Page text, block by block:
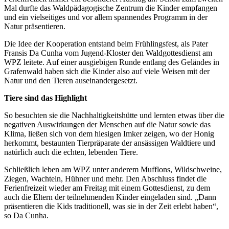
Mal durfte das Waldpädagogische Zentrum die Kinder empfangen
und ein vielseitiges und vor allem spannendes Programm in der
Natur präsentieren.
Die Idee der Kooperation entstand beim Frühlingsfest, als Pater
Fransis Da Cunha vom Jugend-Kloster den Waldgottesdienst am
WPZ leitete. Auf einer ausgiebigen Runde entlang des Geländes in
Grafenwald haben sich die Kinder also auf viele Weisen mit der
Natur und den Tieren auseinandergesetzt.
Tiere sind das Highlight
So besuchten sie die Nachhaltigkeitshütte und lernten etwas über die
negativen Auswirkungen der Menschen auf die Natur sowie das
Klima, ließen sich von dem hiesigen Imker zeigen, wo der Honig
herkommt, bestaunten Tierpräparate der ansässigen Waldtiere und
natürlich auch die echten, lebenden Tiere.
Schließlich leben am WPZ unter anderem Mufflons, Wildschweine,
Ziegen, Wachteln, Hühner und mehr. Den Abschluss findet die
Ferienfreizeit wieder am Freitag mit einem Gottesdienst, zu dem
auch die Eltern der teilnehmenden Kinder eingeladen sind. „Dann
präsentieren die Kids traditionell, was sie in der Zeit erlebt haben“,
so Da Cunha.